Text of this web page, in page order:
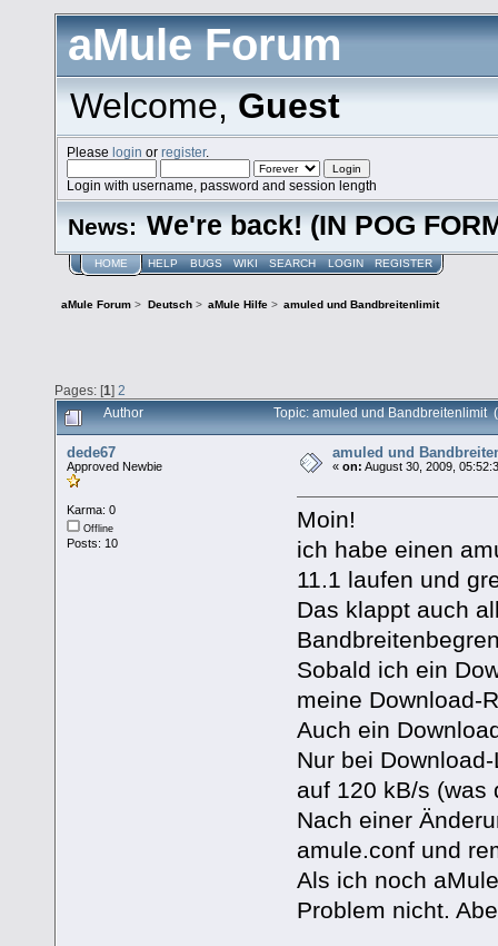
aMule Forum
Welcome,Guest
Pleaselogin orregister.
Login with username, password and session length
News: We're back! (IN POG
HOME HELP BUGS WIKI SEARCH LOGIN REGISTER
aMule Forum > Deutsch> aMule Hilfe> amuled und Bandbreitenlimit
Pages: [1] 2
Author Topic: amuled und Bandbreitenlimit
dede67
Approved Newbie
Karma: 0
Offline
Posts: 10
amuled und
«on: August 30, 2009,
Moin!
ich habe einen
11.1 laufen und
Das klappt auch
Sobald ich ein
meine Download-
Auch ein
Nur bei
auf 120 kB/s (was
Nach einer
amule.conf und
Als ich noch
Problem nicht.